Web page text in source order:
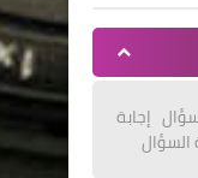
إجابة
السؤال